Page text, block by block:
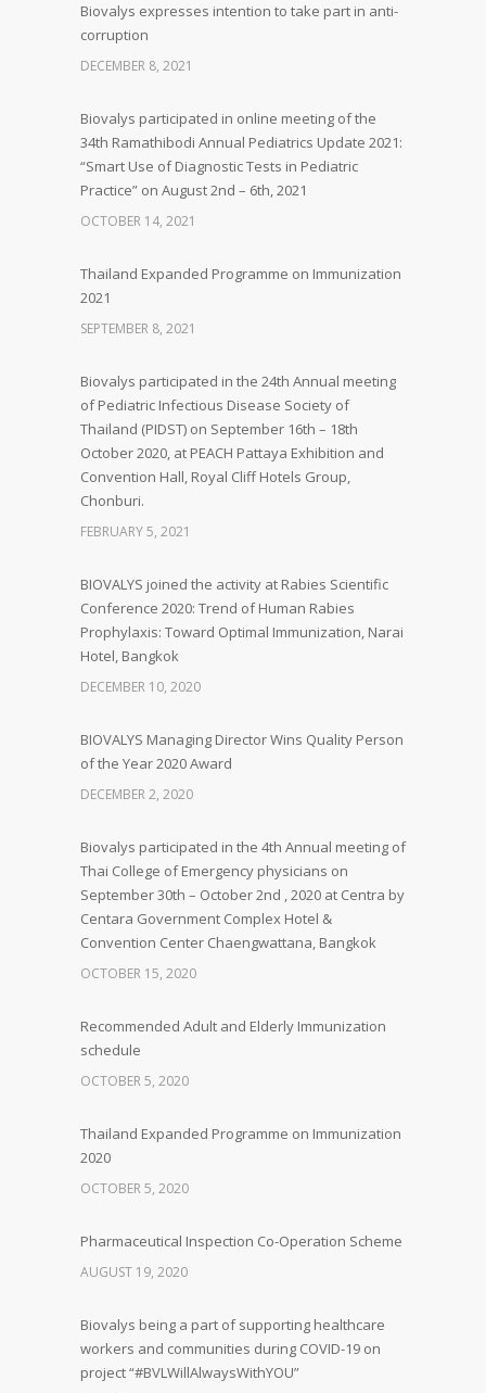
Biovalys expresses intention to take part in anti-
corruption
DECEMBER 8, 2021
Biovalys participated in online meeting of the
34th Ramathibodi Annual Pediatrics Update 2021:
“Smart Use of Diagnostic Tests in Pediatric
Practice” on August 2nd – 6th, 2021
OCTOBER 14, 2021
Thailand Expanded Programme on Immunization
2021
SEPTEMBER 8, 2021
Biovalys participated in the 24th Annual meeting
of Pediatric Infectious Disease Society of
Thailand (PIDST) on September 16th – 18th
October 2020, at PEACH Pattaya Exhibition and
Convention Hall, Royal Cliff Hotels Group,
Chonburi.
FEBRUARY 5, 2021
BIOVALYS joined the activity at Rabies Scientific
Conference 2020: Trend of Human Rabies
Prophylaxis: Toward Optimal Immunization, Narai
Hotel, Bangkok
DECEMBER 10, 2020
BIOVALYS Managing Director Wins Quality Person
of the Year 2020 Award
DECEMBER 2, 2020
Biovalys participated in the 4th Annual meeting of
Thai College of Emergency physicians on
September 30th – October 2nd , 2020 at Centra by
Centara Government Complex Hotel &
Convention Center Chaengwattana, Bangkok
OCTOBER 15, 2020
Recommended Adult and Elderly Immunization
schedule
OCTOBER 5, 2020
Thailand Expanded Programme on Immunization
2020
OCTOBER 5, 2020
Pharmaceutical Inspection Co-Operation Scheme
AUGUST 19, 2020
Biovalys being a part of supporting healthcare
workers and communities during COVID-19 on
project “#BVLWillAlwaysWithYOU”